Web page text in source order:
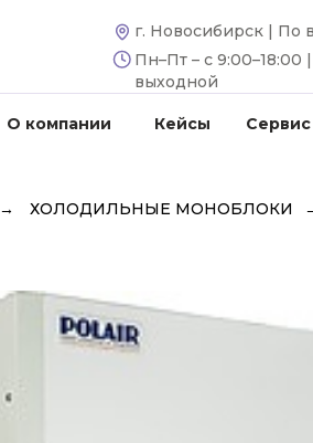
О компании Кейсы Сервис
Пн–Пт – с 9:00–18:00
выходной
г. Новосибирск | По
→ ХОЛОДИЛЬНЫЕ МОНОБЛОКИ